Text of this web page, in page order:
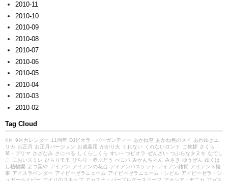
2010-11
2010-10
2010-09
2010-08
2010-07
2010-06
2010-05
2010-04
2010-03
2010-02
Tag Cloud
4月 9月カレンダー 11周年 DJビオラ・バーガンディー あかね空 あかね色のメイ
あわゆきエ
リカ お正月 お正月バージョン お歳暮用 かがり火 くれない くれないロンド ご挨拶 さくら
草・プリマ さざなみ さにべる しくらしくら すい～つビオラ ぜんざい つぶらなタヌキ なでし
こ
においスミレ ひらりモモ ひらり・赤ぶどう べコパ みかんちゃん みさき ゆうぜん
ゆくは
し植物園
よつ葉や アイアン アイアンの花台 アイアンバスケット アイアン雑貨 アイアン３輪
車 アイスラベンダー アイビーゼラニューム アイビーゼラニューム・シビル アイビーゼラ・シ
ュガーベイビー アイリのスキップ アカエナ・パープルグースリーフ アカシア・モニカ アガス